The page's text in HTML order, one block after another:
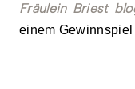
Fräulein Briest
einem Gewinnspiel